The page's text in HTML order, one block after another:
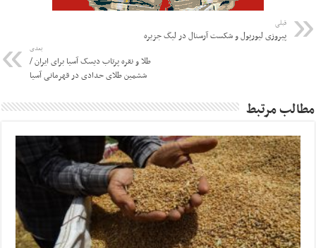
قبلی
پیروزی لیورپول و شکست آرسنال در لیگ جزیره
بعدی
طلا و نقره پرتاب دیسک آسیا برای ایران /
ششمین طلای حدادی در قهرمانی آسیا
مطالب مرتبط